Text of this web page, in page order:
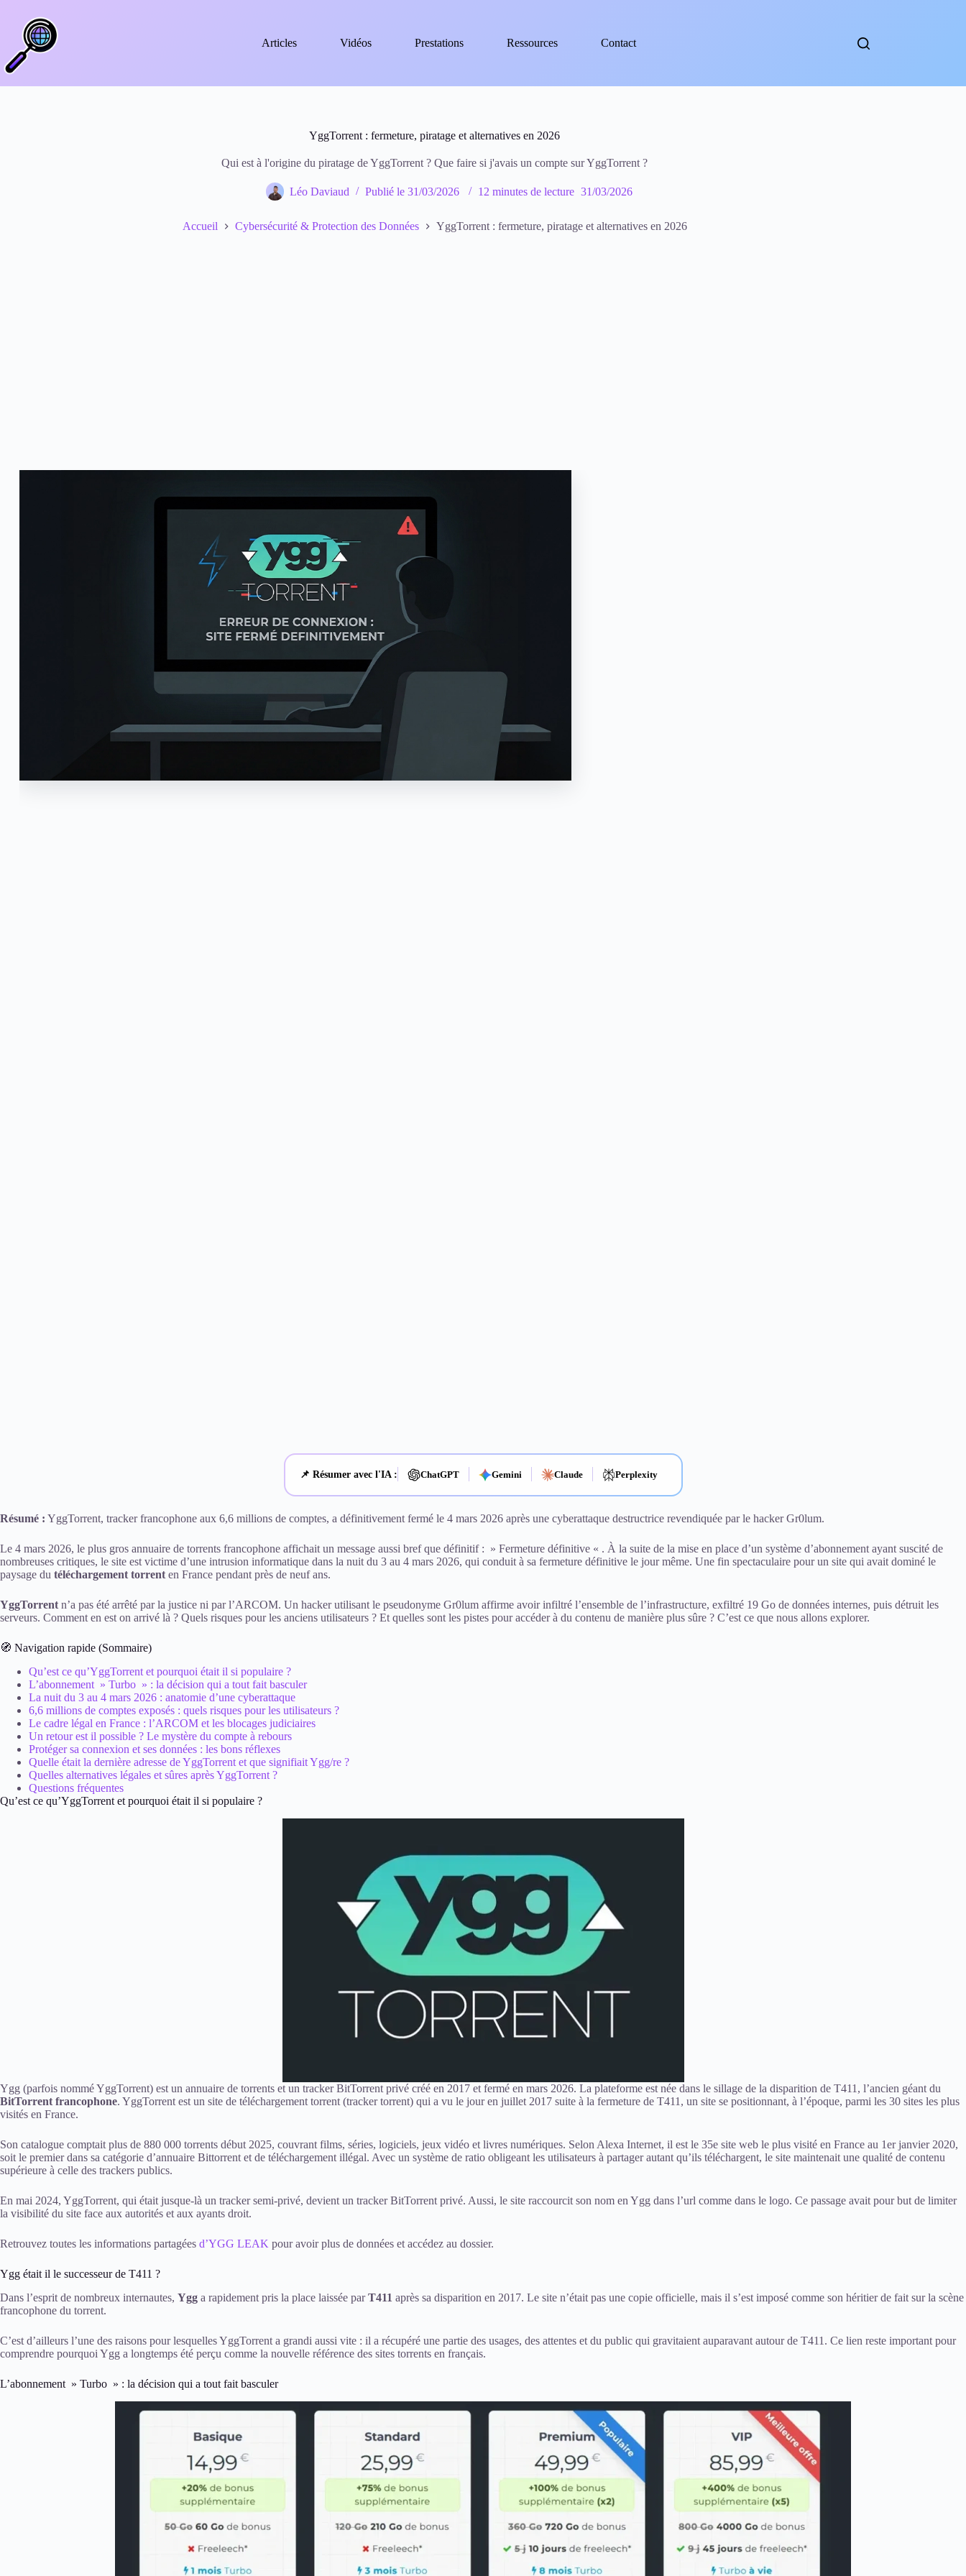
contenu
Articles
Vidéos Prestations Ressources Contact
YggTorrent : fermeture, piratage et alternatives en 2026
Qui est à l'origine du piratage de YggTorrent ? Que faire si j'avais un compte sur YggTorrent ?
Léo Daviaud Publié le 31/03/2026 12 minutes de lecture 31/03/2026
Accueil Cybersécurité & Protection des Données YggTorrent : fermeture, piratage et alternatives en 2026
📌 Résumer avec l'IA : ChatGPT Gemini Claude Perplexity
Résumé : YggTorrent, tracker francophone aux 6,6 millions de comptes, a définitivement fermé le 4 mars 2026 après une cyberattaque destructrice revendiquée par le hacker Gr0lum.
Le 4 mars 2026, le plus gros annuaire de torrents francophone affichait un message aussi bref que définitif : » Fermeture définitive « . À la suite de la mise en place d’un système d’abonnement ayant suscité de
nombreuses critiques, le site est victime d’une intrusion informatique dans la nuit du 3 au 4 mars 2026, qui conduit à sa fermeture définitive le jour même. Une fin spectaculaire pour un site qui avait dominé le
paysage du téléchargement torrent en France pendant près de neuf ans.
YggTorrent n’a pas été arrêté par la justice ni par l’ARCOM. Un hacker utilisant le pseudonyme Gr0lum affirme avoir infiltré l’ensemble de l’infrastructure, exfiltré 19 Go de données internes, puis détruit les
serveurs. Comment en est on arrivé là ? Quels risques pour les anciens utilisateurs ? Et quelles sont les pistes pour accéder à du contenu de manière plus sûre ? C’est ce que nous allons explorer.
🧭 Navigation rapide (Sommaire)
Qu’est ce qu’YggTorrent et pourquoi était il si populaire ?
L’abonnement » Turbo » : la décision qui a tout fait basculer
La nuit du 3 au 4 mars 2026 : anatomie d’une cyberattaque
6,6 millions de comptes exposés : quels risques pour les utilisateurs ?
Le cadre légal en France : l’ARCOM et les blocages judiciaires
Un retour est il possible ? Le mystère du compte à rebours
Protéger sa connexion et ses données : les bons réflexes
Quelle était la dernière adresse de YggTorrent et que signifiait Ygg/re ?
Quelles alternatives légales et sûres après YggTorrent ?
Questions fréquentes
Qu’est ce qu’YggTorrent et pourquoi était il si populaire ?
Ygg (parfois nommé YggTorrent) est un annuaire de torrents et un tracker BitTorrent privé créé en 2017 et fermé en mars 2026. La plateforme est née dans le sillage de la disparition de T411, l’ancien géant du
BitTorrent francophone. YggTorrent est un site de téléchargement torrent (tracker torrent) qui a vu le jour en juillet 2017 suite à la fermeture de T411, un site se positionnant, à l’époque, parmi les 30 sites les plus
visités en France.
Son catalogue comptait plus de 880 000 torrents début 2025, couvrant films, séries, logiciels, jeux vidéo et livres numériques. Selon Alexa Internet, il est le 35e site web le plus visité en France au 1er janvier 2020,
soit le premier dans sa catégorie d’annuaire Bittorrent et de téléchargement illégal. Avec un système de ratio obligeant les utilisateurs à partager autant qu’ils téléchargent, le site maintenait une qualité de contenu
supérieure à celle des trackers publics.
En mai 2024, YggTorrent, qui était jusque-là un tracker semi-privé, devient un tracker BitTorrent privé. Aussi, le site raccourcit son nom en Ygg dans l’url comme dans le logo. Ce passage avait pour but de limiter
la visibilité du site face aux autorités et aux ayants droit.
Retrouvez toutes les informations partagées d’YGG LEAK pour avoir plus de données et accédez au dossier.
Ygg était il le successeur de T411 ?
Dans l’esprit de nombreux internautes, Ygg a rapidement pris la place laissée parT411 après sa disparition en 2017. Le site n’était pas une copie officielle, mais il s’est imposé comme son héritier de fait sur la scène
francophone du torrent.
C’est d’ailleurs l’une des raisons pour lesquelles YggTorrent a grandi aussi vite : il a récupéré une partie des usages, des attentes et du public qui gravitaient auparavant autour de T411. Ce lien reste important pour
comprendre pourquoi Ygg a longtemps été perçu comme la nouvelle référence des sites torrents en français.
L’abonnement » Turbo » : la décision qui a tout fait basculer